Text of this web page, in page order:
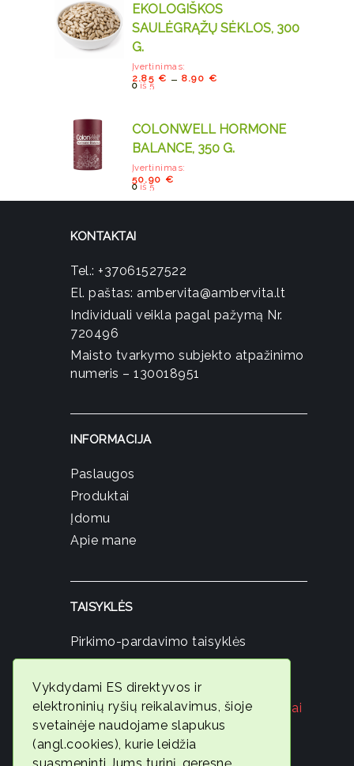
Vykdydami ES direktyvos ir
elektroninių ryšių reikalavimus, šioje
svetainėje naudojame slapukus
(angl.cookies), kurie leidžia
suasmeninti Jums turinį, geresnę
EKOLOGIŠKOS
SAULĖGRĄŽŲ SĖKLOS, 300
G.
Įvertinimas:
0iš 5
2.85 € – 8.90 €
COLONWELL HORMONE
BALANCE, 350 G.
Įvertinimas:
0iš 5
50.90 €
KONTAKTAI
Tel.: +37061527522
El. paštas: ambervita@ambervita.lt
Individuali veikla pagal pažymą Nr.
720496
Maisto tvarkymo subjekto atpažinimo
numeris – 130018951
INFORMACIJA
Paslaugos
Produktai
Įdomu
Apie mane
TAISYKLĖS
Pirkimo-pardavimo taisyklės
Privatumo politika
Slapukų politika
Registruokis nemokamai konsultacijai
© 2026
Ambervita